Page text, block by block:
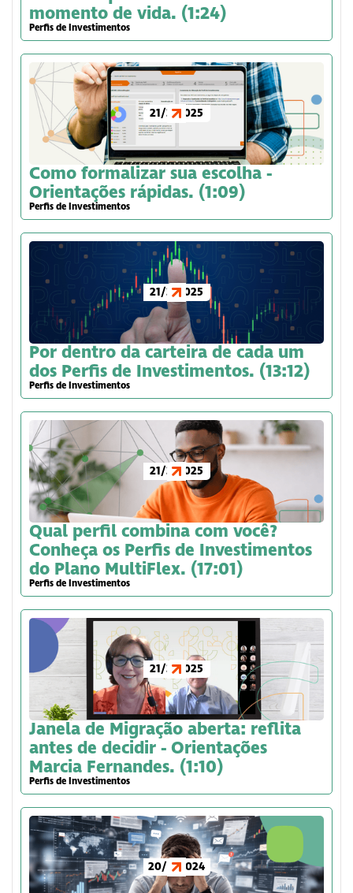
momento de vida. (1:24)
Perfis de Investimentos
21/3/2025
Como formalizar sua escolha -
Orientações rápidas. (1:09)
Perfis de Investimentos
21/3/2025
Por dentro da carteira de cada um
dos Perfis de Investimentos. (13:12)
Perfis de Investimentos
21/3/2025
Qual perfil combina com você?
Conheça os Perfis de Investimentos
do Plano MultiFlex. (17:01)
Perfis de Investimentos
21/3/2025
Janela de Migração aberta: reflita
antes de decidir - Orientações
Marcia Fernandes. (1:10)
Perfis de Investimentos
20/6/2024